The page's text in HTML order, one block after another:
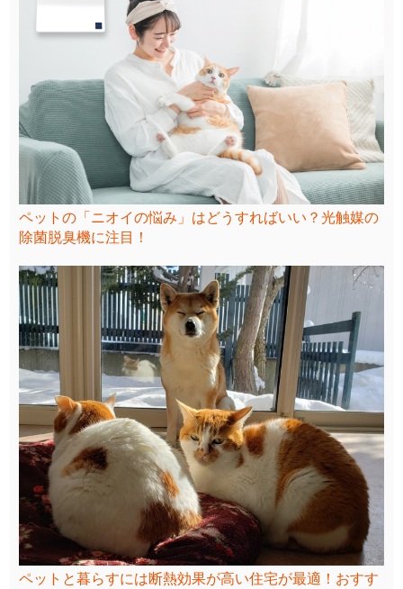
ペットの「ニオイの悩み」はどうすればいい？光触媒の
除菌脱臭機に注目！
ペットと暮らすには断熱効果が高い住宅が最適！おすす